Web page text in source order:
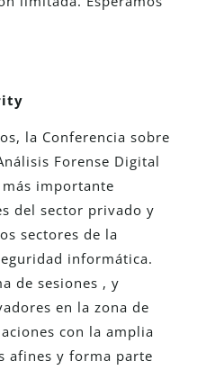
la Conferencia sobre
Forense Digital
importante
del sector privado y
sectores de la
informática.
de sesiones , y
en la zona de
con la amplia
afines y forma parte